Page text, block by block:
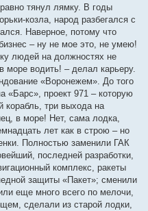
тянул лямку. В годы
козла, народ разбегался с
Наверное, потому что
– ну не мое это, не умею!
людей на должностях не
море водить! – делал карьеру.
«Воронежем». До того
«Барс», проект 971 – которую
корабль, три выхода на
в море! Нет, сама лодка,
лет как в строю – но
Полностью заменили ГАК
последней разработки,
комплекс, ракеты
защиты «Пакет»; сменили
еще много всего по мелочи,
сделали из старой лодки,